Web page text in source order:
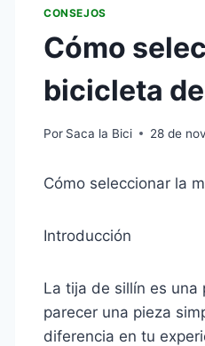
CONSEJOS
Cómo
bicicleta
Por Saca la Bici 28 de
Cómo seleccionar la
Introducción
La tija de sillín es
parecer una pieza
diferencia en tu